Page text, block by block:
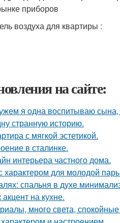
приборов
воздуха для квартиры :
на сайте:
я одна воспитываю сына,
странную историю.
с мягкой эстетикой.
в сталинке.
интерьера частного дома.
характером для молодой
спальня в духе
на кухне.
много света, спокойные